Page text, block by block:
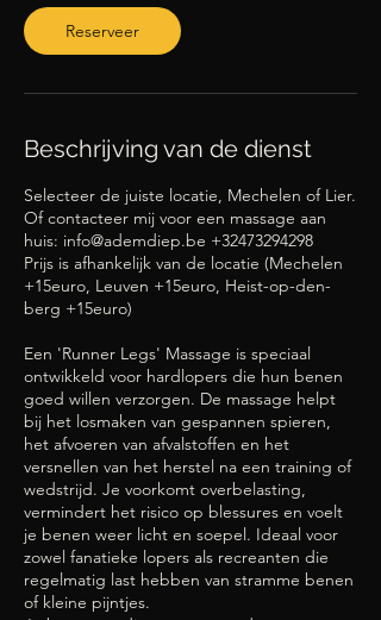
1
u
Reserveer
Beschrijving van de dienst
Selecteer de juiste locatie, Mechelen of Lier.
Of contacteer mij voor een massage aan
huis: info@ademdiep.be +32473294298
Prijs is afhankelijk van de locatie (Mechelen
+15euro, Leuven +15euro, Heist-op-den-
berg +15euro)
Een 'Runner Legs' Massage is speciaal
ontwikkeld voor hardlopers die hun benen
goed willen verzorgen. De massage helpt
bij het losmaken van gespannen spieren,
het afvoeren van afvalstoffen en het
versnellen van het herstel na een training of
wedstrijd. Je voorkomt overbelasting,
vermindert het risico op blessures en voelt
je benen weer licht en soepel. Ideaal voor
zowel fanatieke lopers als recreanten die
regelmatig last hebben van stramme benen
of kleine pijntjes.